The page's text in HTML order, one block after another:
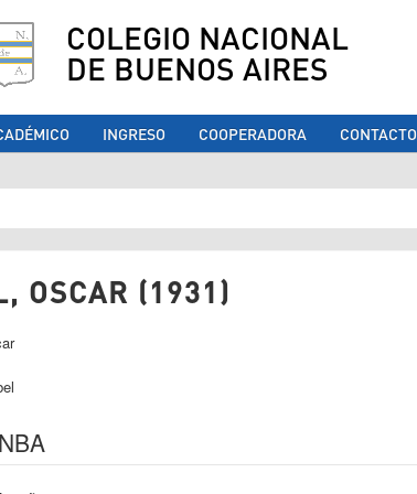
COLEGIO NACIONAL
DE BUENOS AIRES
INGRESO COOPERADORA CONTACTO
usted aquí
OSCAR (1931)